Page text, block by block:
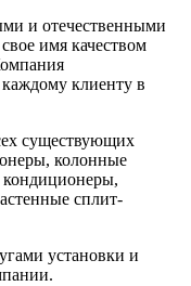
и отечественными
имя качеством
клиенту в
существующих
колонные
сплит-
установки и